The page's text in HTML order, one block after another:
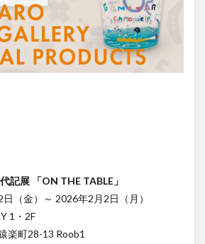
記展 「ON THE TABLE」
（金）～ 2026年2月2日（月）
1・2F
楽町28-13 Roob1